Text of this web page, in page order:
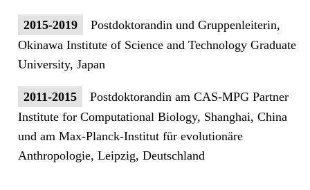
2015-2019
Postdoktorandin und Gruppenleiterin,
Okinawa Institute of Science and Technology Graduate
University, Japan
2011-2015
Postdoktorandin am CAS-MPG Partner
Institute for Computational Biology, Shanghai, China
und am Max-Planck-Institut für evolutionäre
Anthropologie, Leipzig, Deutschland